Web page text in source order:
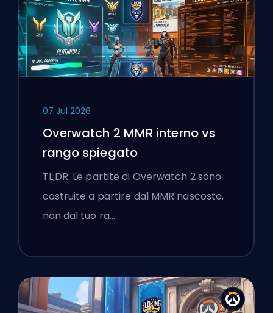
07 Jul 2026
Overwatch 2 MMR interno vs
rango spiegato
TL;DR: Le partite di Overwatch 2 sono
costruite a partire dal MMR nascosto,
non dal tuo ra…